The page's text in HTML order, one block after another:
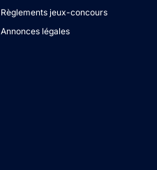
Règlements jeux-concours
Annonces légales